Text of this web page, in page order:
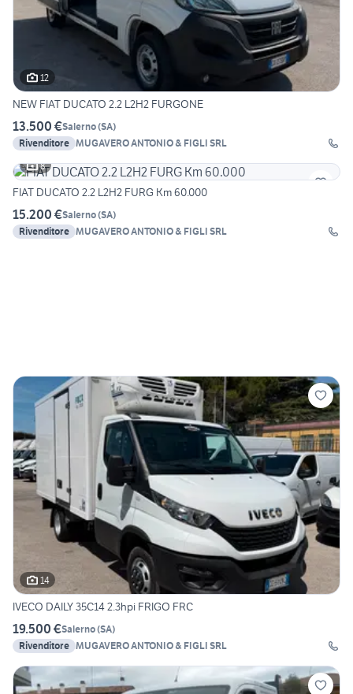
12
NEW FIAT DUCATO 2.2 L2H2 FURGONE
13.500 €Salerno(SA)
Rivenditore MUGAVERO ANTONIO & FIGLI SRL
8
FIAT DUCATO 2.2 L2H2 FURG Km 60.000
15.200 €Salerno(SA)
Rivenditore MUGAVERO ANTONIO & FIGLI SRL
14
IVECO DAILY 35C14 2.3hpi FRIGO FRC
19.500 €Salerno(SA)
Rivenditore MUGAVERO ANTONIO & FIGLI SRL